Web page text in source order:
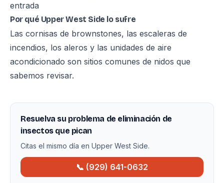
entrada
Por qué Upper West Side lo sufre
Las cornisas de brownstones, las escaleras de
incendios, los aleros y las unidades de aire
acondicionado son sitios comunes de nidos que
sabemos revisar.
Resuelva su problema de eliminación de
insectos que pican
Citas el mismo día en Upper West Side.
📞 (929) 641-0632